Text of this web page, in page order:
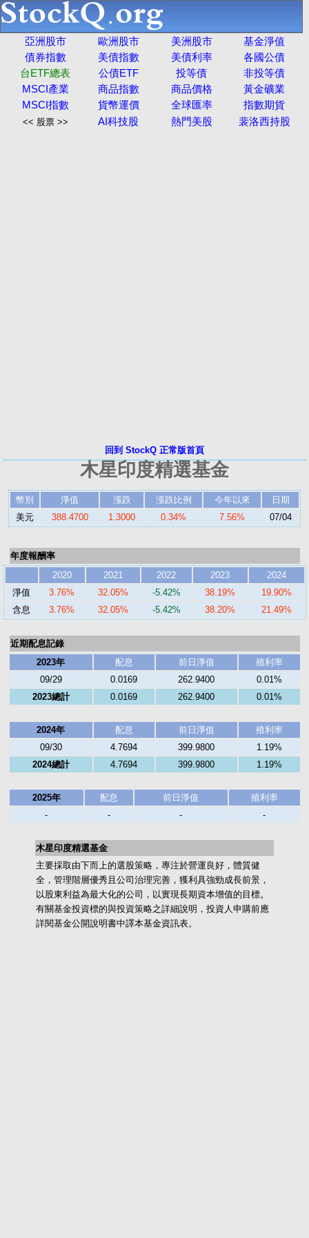
亞洲股市 歐洲股市 美洲股市
基金淨值
債券指數
美債指數 美債利率
各國公債
台ETF總表
公債ETF 投等債
非投等債
MSCI產業
商品指數 商品價格
黃金礦業
MSCI指數
貨幣運價 全球匯率 指數期貨
<< 股票 >> AI科技股 熱門美股 裴洛西持股
回到 StockQ 正常版首頁
木星印度精選基金
幣別 淨值 漲跌 漲跌比例 今年以來
日期
美元
388.4700 1.3000 0.34% 7.56% 07/04
年度報酬率
2020
2021 2022 2023
2024
淨值
3.76% 32.05% -5.42% 38.19%
19.90%
含息
3.76% 32.05% -5.42% 38.20% 21.49%
近期配息記錄
2023年
配息 前日淨值
殖利率
09/29
0.0169 262.9400
0.01%
2023總計
0.0169 262.9400 0.01%
2024年 配息 前日淨值
殖利率
09/30
4.7694 399.9800
1.19%
2024總計
4.7694 399.9800 1.19%
2025年 配息 前日淨值
殖利率
-
- - -
木星印度精選基金
主要採取由下而上的選股策略，專注於營運良好，體質健
全，管理階層優秀且公司治理完善，獲利具強勁成長前景，
以股東利益為最大化的公司，以實現長期資本增值的目標。
有關基金投資標的與投資策略之詳細說明，投資人申購前應
詳閱基金公開說明書中譯本基金資訊表。